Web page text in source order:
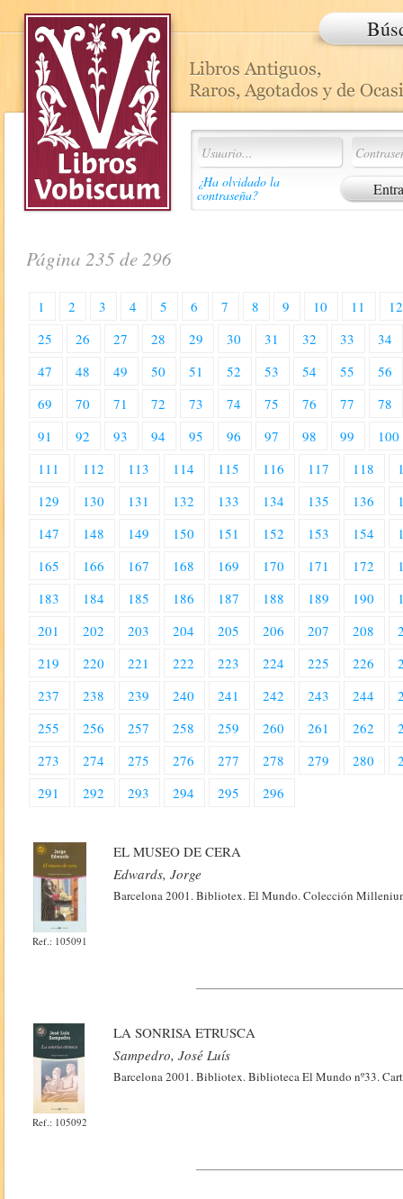
¿Ha olvidado la
contraseña?
Página 235 de 296
1 2 3 4 5 6 7 8 9 10 11
12
25
26 27 28 29 30 31 32 33
34
47
48 49 50 51 52 53 54 55
56
69
70 71 72 73 74 75 76 77
78
91
92 93 94 95 96 97 98 99
100
111
112 113 114 115 116 117 118
129
130 131 132 133 134 135 136
147
148 149 150 151 152 153 154
165
166 167 168 169 170 171 172
183
184 185 186 187 188 189 190
201
202 203 204 205 206 207 208
219
220 221 222 223 224 225 226
237
238 239 240 241 242 243 244
255
256 257 258 259 260 261 262
273
274 275 276 277 278 279 280
291
292 293 294 295 296
Ref.: 105091
EL MUSEO DE CERA
Edwards, Jorge
Barcelona 2001. Bibliotex. El Mundo. Colección
Ref.: 105092
LA SONRISA ETRUSCA
Sampedro, José Luís
Barcelona 2001. Bibliotex. Biblioteca El Mundo nº33.